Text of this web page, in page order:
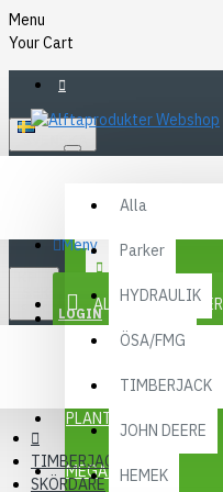
Menu
Your Cart
SEK
Alla
Parker
HYDRAULIK
ÖSA/FMG
TIMBERJACK
JOHN DEERE
HEMEK
KONTAKT
Meny
ALLA KATEGORIER
PLANTMA X
MEGA MENY
LOGIN
REGISTER
TIMBERJACK
SKÖRDARE